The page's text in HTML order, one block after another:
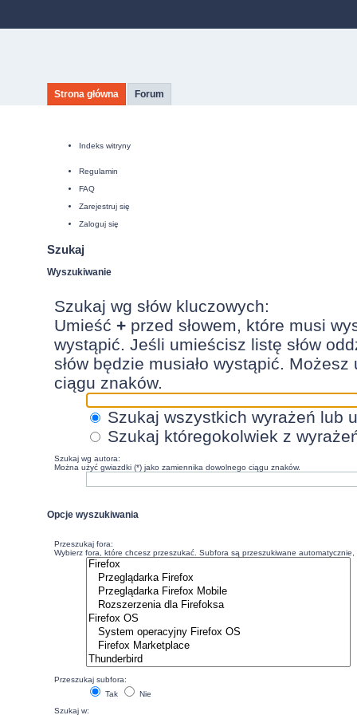
Strona główna Forum
Indeks witryny
Regulamin
FAQ
Zarejestruj się
Zaloguj się
Szukaj
Wyszukiwanie
Szukaj wg słów kluczowych:
Umieść+ przed słowem, które musi
wystąpić. Jeśli umieścisz listę słów
słów będzie musiało wystąpić.
ciągu znaków.
Szukaj wszystkich wyrażeń lub
Szukaj któregokolwiek z
Szukaj wg autora:
Można użyć gwiazdki (*) jako zamiennika dowolnego ciągu znaków.
Opcje wyszukiwania
Przeszukaj fora:
Wybierz fora, które chcesz przeszukać. Subfora są przeszukiwane
Przeszukaj subfora:
Tak
Nie
Szukaj w: